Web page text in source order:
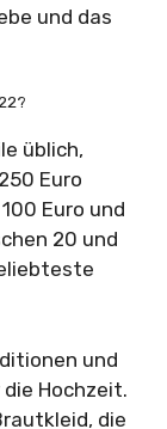
und das
üblich,
Euro
Euro und
20 und
und
Hochzeit.
die